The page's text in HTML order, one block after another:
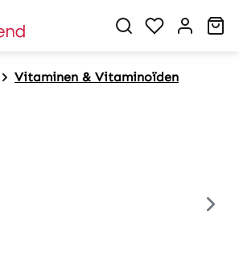
Vitaminen & Vitaminoïden